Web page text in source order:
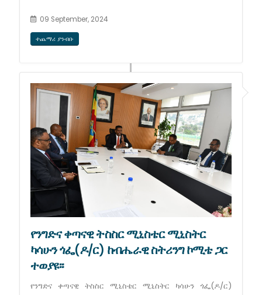
09 September, 2024
ተጨማሪ ያንብቡ
የንግድና ቀጣናዊ ትስስር ሚኒስቴር ሚኒስትር
ካሳሁን ጎፌ(ዶ/ር) ከብሔራዊ ስትሪንግ ኮሚቴ ጋር
ተወያዩ፡፡
የንግድና ቀጣናዊ ትስስር ሚኒስቴር ሚኒስትር ካሳሁን ጎፌ(ዶ/ር)